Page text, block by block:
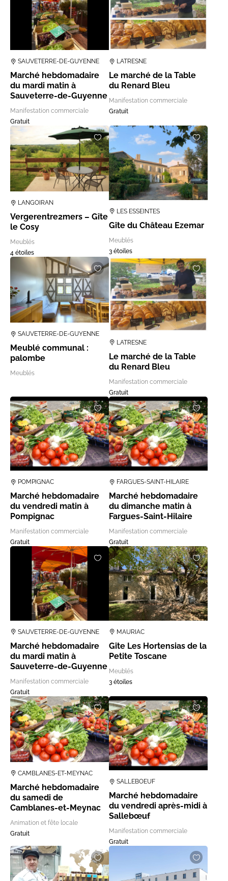
SAUVETERRE-DE-GUYENNE
Marché hebdomadaire
du mardi matin à
Sauveterre-de-Guyenne
Manifestation commerciale
Gratuit
LATRESNE
Le marché de la Table
du Renard Bleu
Manifestation commerciale
Gratuit
LANGOIRAN
Vergerentre2mers – Gîte
le Cosy
Meublés
4 étoiles
LES ESSEINTES
Gîte du Château Ezemar
Meublés
3 étoiles
SAUVETERRE-DE-GUYENNE
Meublé communal :
palombe
Meublés
LATRESNE
Le marché de la Table
du Renard Bleu
Manifestation commerciale
Gratuit
POMPIGNAC
Marché hebdomadaire
du vendredi matin à
Pompignac
Manifestation commerciale
Gratuit
FARGUES-SAINT-HILAIRE
Marché hebdomadaire
du dimanche matin à
Fargues-Saint-Hilaire
Manifestation commerciale
Gratuit
SAUVETERRE-DE-GUYENNE
Marché hebdomadaire
du mardi matin à
Sauveterre-de-Guyenne
Manifestation commerciale
Gratuit
MAURIAC
Gîte Les Hortensias de la
Petite Toscane
Meublés
3 étoiles
CAMBLANES-ET-MEYNAC
Marché hebdomadaire
du samedi de
Camblanes-et-Meynac
Animation et fête locale
Gratuit
SALLEBOEUF
Marché hebdomadaire
du vendredi après-midi à
Sallebœuf
Manifestation commerciale
Gratuit